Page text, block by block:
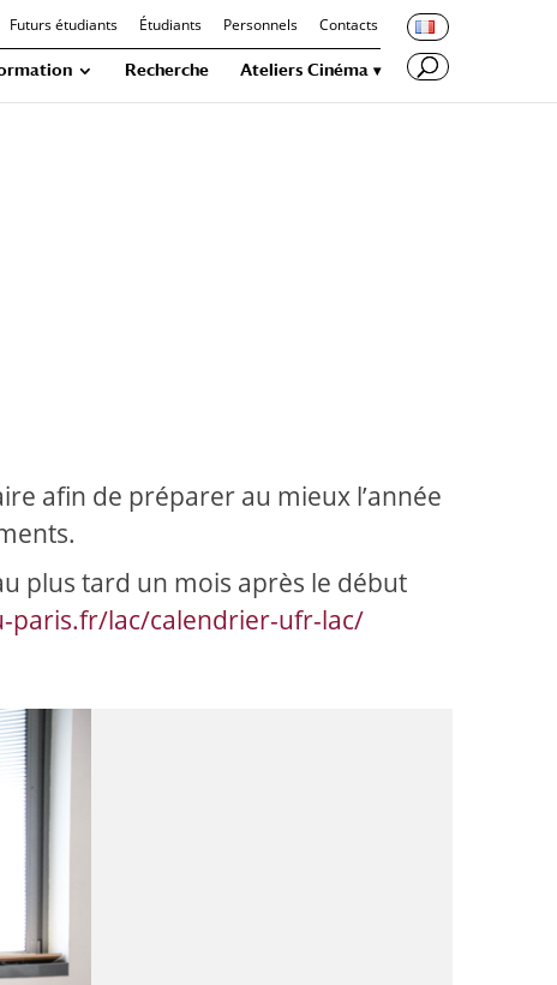
Futurs étudiants Étudiants Personnels Contacts
Recherche Ateliers Cinéma
afin de préparer au mieux l’année
plus tard un mois après le début
paris.fr/lac/calendrier-ufr-lac/